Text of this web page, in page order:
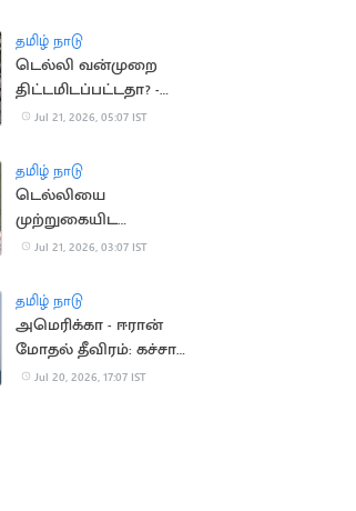
தமிழ் நாடு
டெல்லி வன்முறை
திட்டமிடப்பட்டதா? -
விசாரணை தீவிரம்
Jul 21, 2026, 05:07 IST
தமிழ் நாடு
டெல்லியை
முற்றுகையிட
விவசாயிகள் ஆயத்தம்
Jul 21, 2026, 03:07 IST
தமிழ் நாடு
அமெரிக்கா - ஈரான்
மோதல் தீவிரம்: கச்சா
எண்ணெய் தட்டுப்பாடு
Jul 20, 2026, 17:07 IST